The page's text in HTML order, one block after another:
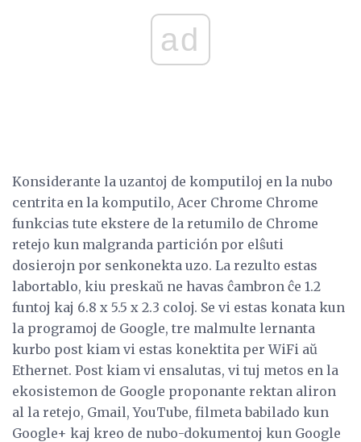
ad
Konsiderante la uzantoj de komputiloj en la nubo
centrita en la komputilo, Acer Chrome Chrome
funkcias tute ekstere de la retumilo de Chrome
retejo kun malgranda partición por elŝuti
dosierojn por senkonekta uzo. La rezulto estas
labortablo, kiu preskaŭ ne havas ĉambron ĉe 1.2
funtoj kaj 6.8 x 5.5 x 2.3 coloj. Se vi estas konata kun
la programoj de Google, tre malmulte lernanta
kurbo post kiam vi estas konektita per WiFi aŭ
Ethernet. Post kiam vi ensalutas, vi tuj metos en la
ekosistemon de Google proponante rektan aliron
al la retejo, Gmail, YouTube, filmeta babilado kun
Google+ kaj kreo de nubo-dokumentoj kun Google